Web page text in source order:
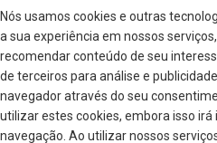
Nós usamos cookies e outras
a sua experiência em nossos
recomendar conteúdo de seu
de terceiros para análise e
navegador através do seu
utilizar estes cookies, embora isso
navegação. Ao utilizar nossos